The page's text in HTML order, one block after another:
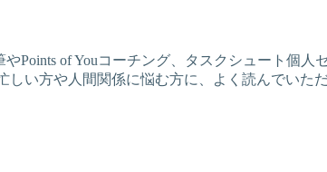
Points of Youコーチング、タスクシュート個
い方や人間関係に悩む方に、よく読んでいただ